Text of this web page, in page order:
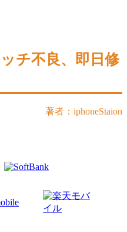
チ不良、即日修
著者：iphoneStaion